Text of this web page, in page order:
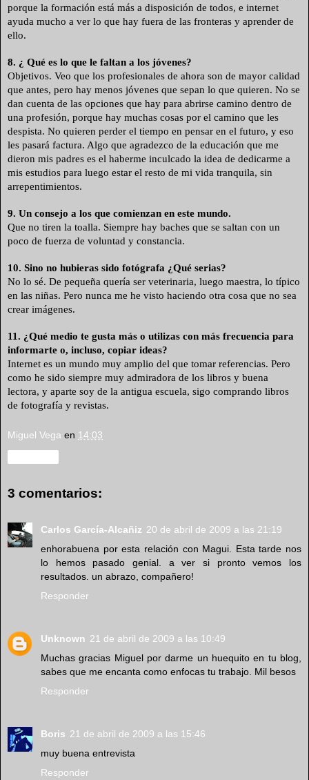
porque la formación está más a disposición de todos, e internet
ayuda mucho a ver lo que hay fuera de las fronteras y aprender de
ello.
8. ¿ Qué es lo que le faltan a los jóvenes?
Objetivos. Veo que los profesionales de ahora son de mayor calidad
que antes, pero hay menos jóvenes que sepan lo que quieren. No se
dan cuenta de las opciones que hay para abrirse camino dentro de
una profesión, porque hay muchas cosas por el camino que les
despista. No quieren perder el tiempo en pensar en el futuro, y eso
les pasará factura. Algo que agradezco de la educación que me
dieron mis padres es el haberme inculcado la idea de dedicarme a
mis estudios para luego estar el resto de mi vida tranquila, sin
arrepentimientos.
9. Un consejo a los que comienzan en este mundo.
Que no tiren la toalla. Siempre hay baches que se saltan con un
poco de fuerza de voluntad y constancia.
10. Sino no hubieras sido fotógrafa ¿Qué serias?
No lo sé. De pequeña quería ser veterinaria, luego maestra, lo típico
en las niñas. Pero nunca me he visto haciendo otra cosa que no sea
crear imágenes.
11. ¿Qué medio te gusta más o utilizas con más frecuencia para
informarte o, incluso, copiar ideas?
Internet es un mundo muy amplio del que tomar referencias. Pero
como he sido siempre muy admiradora de los libros y buena
lectora, y aparte soy de la antigua escuela, sigo comprando libros
de fotografía y revistas.
Miguel Vega en 14:03
3 comentarios:
Carlos García-Alcañiz 20 de abril de 2009 a las 21:19
enhorabuena por esta relación con Magui. Esta tarde nos
lo hemos pasado genial. a ver si pronto vemos los
resultados. un abrazo, compañero!
Responder
Unknown 21 de abril de 2009 a las 10:49
Muchas gracias Miguel por darme un huequito en tu blog,
sabes que me encanta como enfocas tu trabajo. Mil besos
Responder
Boris 21 de abril de 2009 a las 15:46
muy buena entrevista
Responder